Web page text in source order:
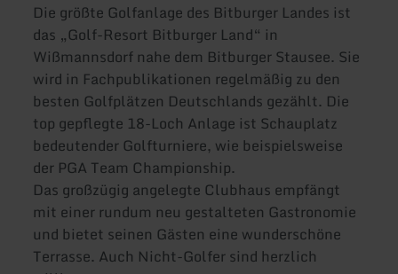
Die größte Golfanlage des Bitburger Landes ist
das „Golf-Resort Bitburger Land“ in
Wißmannsdorf nahe dem Bitburger Stausee. Sie
wird in Fachpublikationen regelmäßig zu den
besten Golfplätzen Deutschlands gezählt. Die
top gepflegte 18-Loch Anlage ist Schauplatz
bedeutender Golfturniere, wie beispielsweise
der PGA Team Championship.
Das großzügig angelegte Clubhaus empfängt
mit einer rundum neu gestalteten Gastronomie
und bietet seinen Gästen eine wunderschöne
Terrasse. Auch Nicht-Golfer sind herzlich